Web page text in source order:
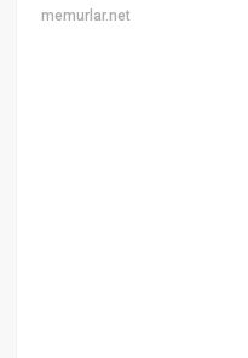
memurlar.net